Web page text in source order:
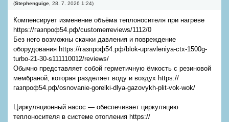
(Stephenguige 28. 7. 2026 1:24)
Компенсирует изменение объёма теплоносителя при нагреве
https://газпроф54.рф/customerreviews/1112/0
Без него возможны скачки давления и повреждение
оборудования https://газпроф54.рф/blok-upravleniya-ctx-1500g-
turbo-21-30-s111110012/reviews/
Обычно представляет собой герметичную ёмкость с резиновой
мембраной, которая разделяет воду и воздух https://
газпроф54.рф/osnovanie-gorelki-dlya-gazovykh-plit-vok-wok/
Циркуляционный насос — обеспечивает циркуляцию
теплоносителя в системе отопления https://